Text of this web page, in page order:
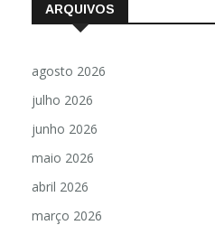
ARQUIVOS
agosto 2026
julho 2026
junho 2026
maio 2026
abril 2026
março 2026